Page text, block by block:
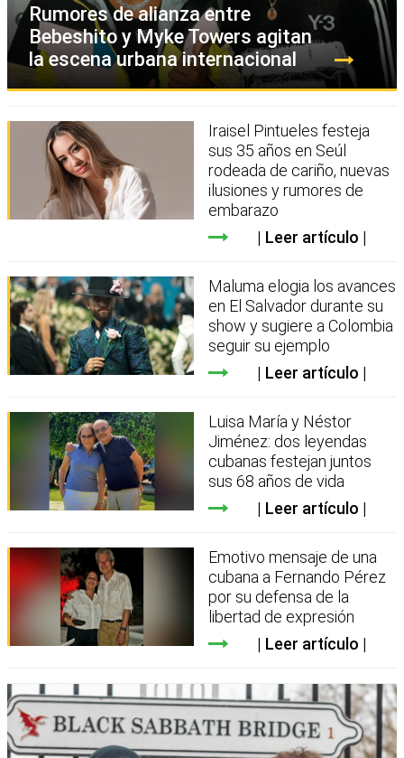
Rumores de alianza entre
Bebeshito y Myke Towers agitan
la escena urbana internacional
Iraisel Pintueles festeja
sus 35 años en Seúl
rodeada de cariño, nuevas
ilusiones y rumores de
embarazo
Leer artículo
Maluma elogia los avances
en El Salvador durante su
show y sugiere a Colombia
seguir su ejemplo
Leer artículo
Luisa María y Néstor
Jiménez: dos leyendas
cubanas festejan juntos
sus 68 años de vida
Leer artículo
Emotivo mensaje de una
cubana a Fernando Pérez
por su defensa de la
libertad de expresión
Leer artículo